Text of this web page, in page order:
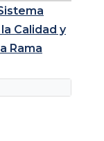
Calidad y
Rama